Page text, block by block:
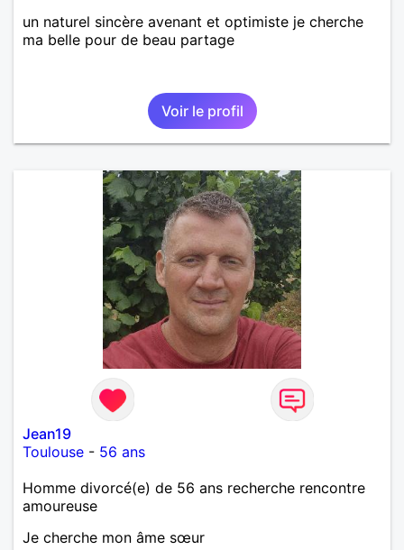
un naturel sincère avenant et optimiste je cherche
ma belle pour de beau partage
Voir le profil
Jean19
Toulouse - 56 ans
Homme divorcé(e) de 56 ans recherche rencontre
amoureuse
Je cherche mon âme sœur